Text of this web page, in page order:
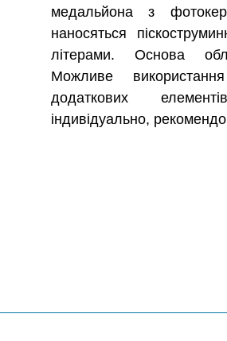
медальйона з
наносяться
літерами. Основа
Можливе
додаткових
індивідуально,